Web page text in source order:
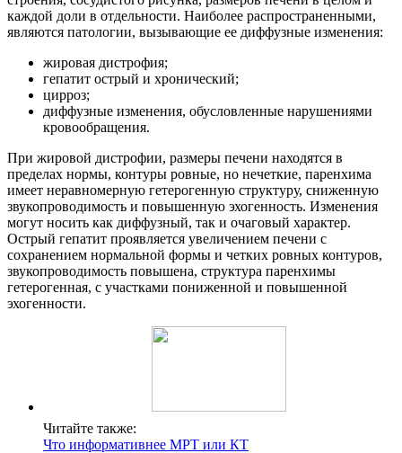
каждой доли в отдельности. Наиболее распространенными,
являются патологии, вызывающие ее диффузные изменения:
жировая дистрофия;
гепатит острый и хронический;
цирроз;
диффузные изменения, обусловленные нарушениями
кровообращения.
При жировой дистрофии, размеры печени находятся в
пределах нормы, контуры ровные, но нечеткие, паренхима
имеет неравномерную гетерогенную структуру, сниженную
звукопроводимость и повышенную эхогенность. Изменения
могут носить как диффузный, так и очаговый характер.
Острый гепатит проявляется увеличением печени с
сохранением нормальной формы и четких ровных контуров,
звукопроводимость повышена, структура паренхимы
гетерогенная, с участками пониженной и повышенной
эхогенности.
Читайте также:
Что информативнее МРТ или КТ